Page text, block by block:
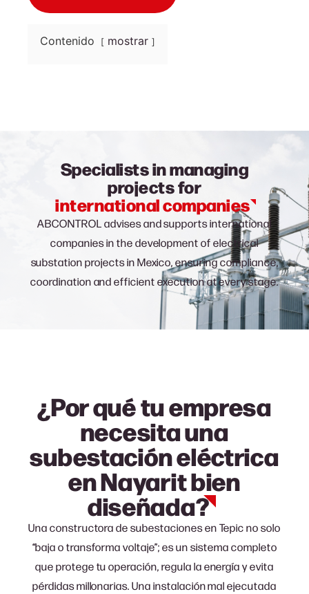
Contenido mostrar
Specialists in managing
projects for
international companies
ABCONTROL advises and supports international
companies in the development of electrical
substation projects in Mexico, ensuring compliance,
coordination and efficient execution at every stage.
¿Por qué tu empresa
necesita una
subestación eléctrica
en Nayarit bien
diseñada?
Una constructora de subestaciones en Tepicno solo
“baja o transforma voltaje”; es un sistema completo
que protege tu operación, regula la energía y evita
pérdidas millonarias. Una instalación mal ejecutada